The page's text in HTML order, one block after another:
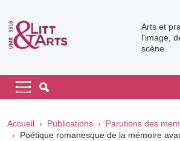
Arts et
l'image,
scène
Navigation principale
Navigation principale
Fil d'Ariane
Accueil Publications
Parutions des
Poétique romanesque de la mémoire